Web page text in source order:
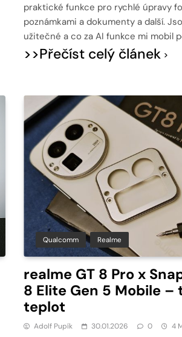
praktické funkce pro rychlé úpravy
poznámkami a dokumenty a další.
užitečné a co za AI funkce mi mobil
>>Přečíst celý článek
Qualcomm Realme
realme GT 8 Pro x
8 Elite Gen 5 Mobile –
teplot
Adolf Pupík 30.01.2026 0 4